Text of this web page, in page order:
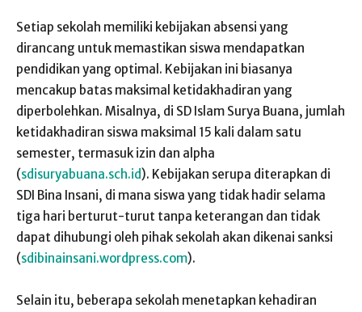
Setiap sekolah memiliki kebijakan absensi yang
dirancang untuk memastikan siswa mendapatkan
pendidikan yang optimal. Kebijakan ini biasanya
mencakup batas maksimal ketidakhadiran yang
diperbolehkan. Misalnya, di SD Islam Surya Buana, jumlah
ketidakhadiran siswa maksimal 15 kali dalam satu
semester, termasuk izin dan alpha
(sdisuryabuana.sch.id). Kebijakan serupa diterapkan di
SDI Bina Insani, di mana siswa yang tidak hadir selama
tiga hari berturut-turut tanpa keterangan dan tidak
dapat dihubungi oleh pihak sekolah akan dikenai sanksi
(sdibinainsani.wordpress.com).
Selain itu, beberapa sekolah menetapkan kehadiran